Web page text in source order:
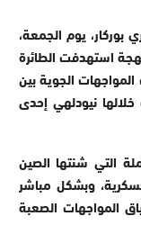
بوركار، يوم الجمعة،
استهدفت الطائرة
الجوية بين
والتي فقدت خلالها نيودلهي إحدى
التي شنتها الصين
وبشكل مباشر
المواجهات الصعبة